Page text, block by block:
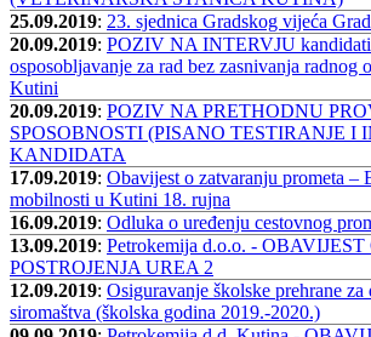
25.09.2019: 23. sjednica Gradskog vijeća
20.09.2019: POZIV NA INTERVJU
osposobljavanje za rad bez zasnivanja radnog
Kutini
20.09.2019: POZIV NA PRETHODNU
SPOSOBNOSTI (PISANO TESTIRANJE I
KANDIDATA
17.09.2019: Obavijest o zatvaranju prometa –
mobilnosti u Kutini 18. rujna
16.09.2019: Odluka o uređenju cestovnog
13.09.2019: Petrokemija d.o.o. -
POSTROJENJA UREA 2
12.09.2019: Osiguravanje školske prehrane
siromaštva (školska godina 2019.-2020.)